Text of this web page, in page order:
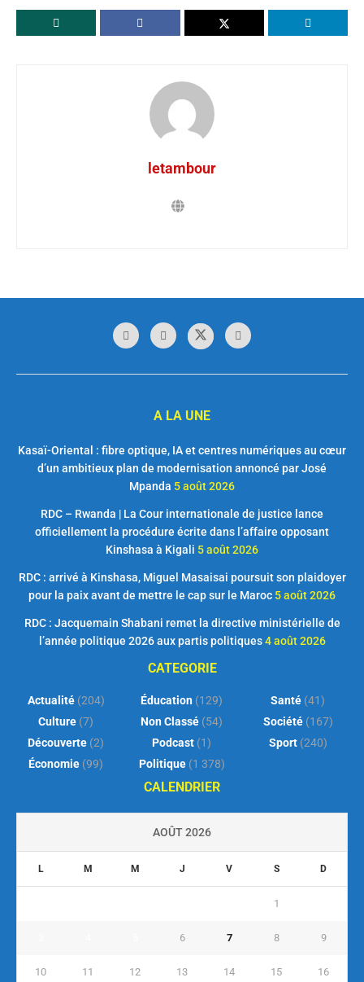
letambour
A LA UNE
Kasaï-Oriental : fibre optique, IA et centres numériques au cœur
d’un ambitieux plan de modernisation annoncé par José
Mpanda 5 août 2026
RDC – Rwanda | La Cour internationale de justice lance
officiellement la procédure écrite dans l’affaire opposant
Kinshasa à Kigali 5 août 2026
RDC : arrivé à Kinshasa, Miguel Masaisai poursuit son plaidoyer
pour la paix avant de mettre le cap sur le Maroc 5 août 2026
RDC : Jacquemain Shabani remet la directive ministérielle de
l’année politique 2026 aux partis politiques 4 août 2026
CATEGORIE
Actualité(204)
Culture (7)
Découverte (2)
Économie (99)
Éducation (129)
Non Classé (54)
Podcast (1)
Politique(1 378)
Santé (41)
Société(167)
Sport(240)
CALENDRIER
AOÛT 2026
L M M J V S D
1
6 7 8 9
10 11 12 13 14 15 16